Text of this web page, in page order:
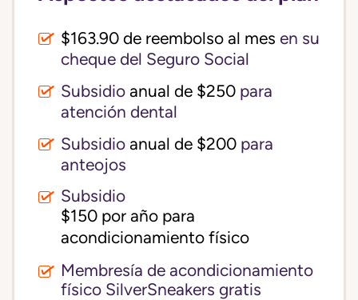
$163.90 de reembolso al mes en su
cheque del Seguro Social
Subsidio anual de $250 para
atención dental
Subsidio anual de $200 para
anteojos
Subsidio
$150 por año para
acondicionamiento físico
Membresía de acondicionamiento
físico SilverSneakers gratis